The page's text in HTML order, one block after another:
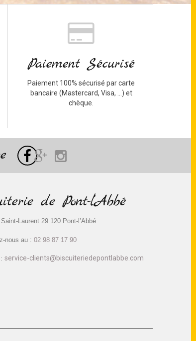
Paiement Sécurisé
Paiement 100% sécurisé par carte
bancaire (Mastercard, Visa, ...) et
chèque.
de Pont-l’Abbé
Laurent 29 120 Pont-l’Abbé
nous au : 02 98 87 17 90
service-clients@biscuiteriedepontlabbe.com